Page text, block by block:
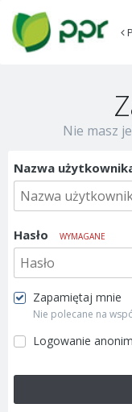
Nie masz
Nazwa
Hasło WYMAGANE
Zapamiętaj mnie
Nie polecane na
Logowanie